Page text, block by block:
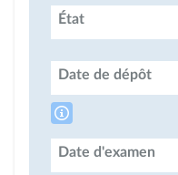
État
Date de dépôt
Date d'examen